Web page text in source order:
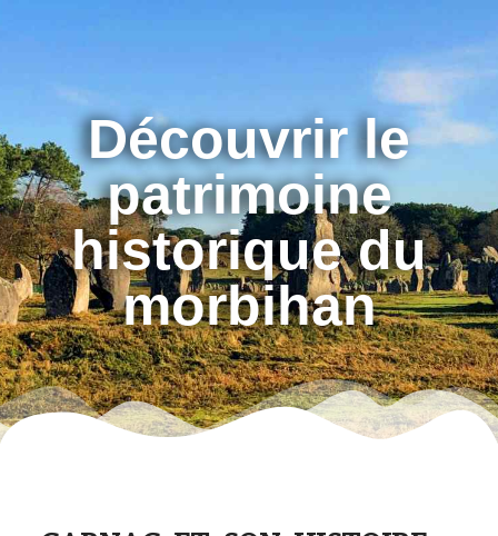
Découvrir le
patrimoine
historique du
morbihan